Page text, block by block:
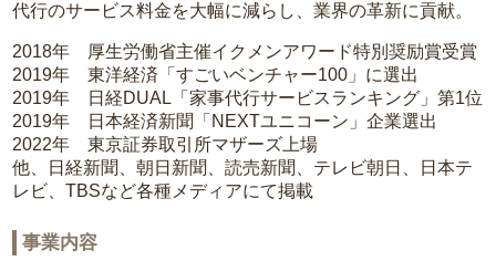
代行のサービス料金を大幅に減らし、業界の革新に貢献。
2018年 厚生労働省主催イクメンアワード特別奨励賞受賞
2019年 東洋経済「すごいベンチャー100」に選出
2019年 日経DUAL「家事代行サービスランキング」第1位
2019年 日本経済新聞「NEXTユニコーン」企業選出
2022年 東京証券取引所マザーズ上場
他、日経新聞、朝日新聞、読売新聞、テレビ朝日、日本テ
レビ、TBSなど各種メディアにて掲載
事業内容